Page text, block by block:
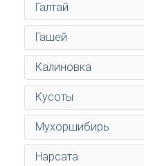
Галтай
Гашей
Калиновка
Кусоты
Мухоршибирь
Нарсата